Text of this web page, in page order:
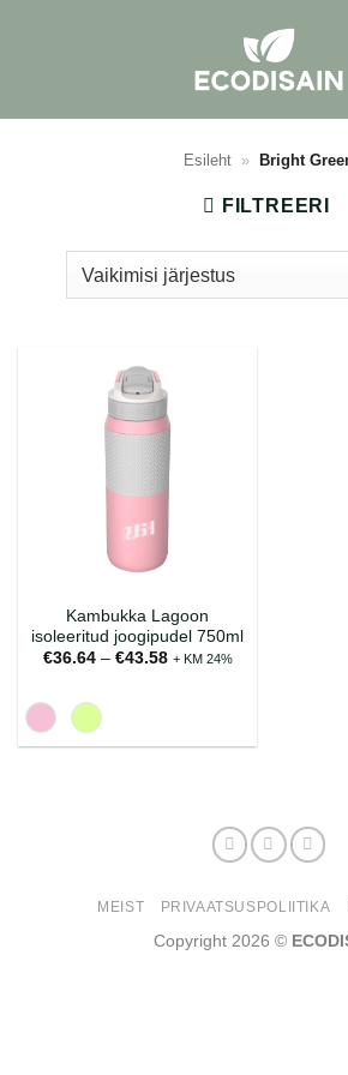
Esileht » Bright
FILTREERI
Kambukka Lagoon
isoleeritud joogipudel 750ml
€36.64 – €43.58Hinnavahemik:
+ KM 24%
MEIST PRIVAATSUSPOLIITIKA
Copyright 2026 ©